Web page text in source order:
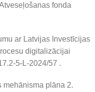
fonda
ar Latvijas Investīcijas
digitalizācijai
5-L-2024/57 .
mehānisma plāna 2.